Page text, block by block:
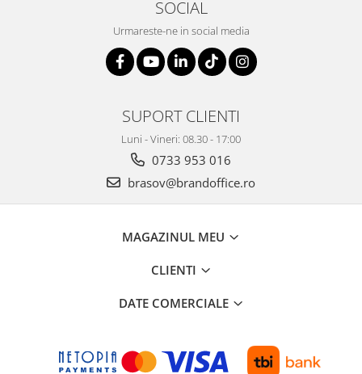
SOCIAL
Urmareste-ne in social media
SUPORT CLIENTI
Luni - Vineri: 08.30 - 17:00
0733 953 016
brasov@brandoffice.ro
MAGAZINUL MEU
CLIENTI
DATE COMERCIALE